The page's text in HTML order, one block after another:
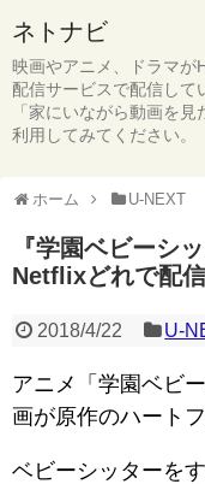
ネトナビ
映画やアニメ、ドラマが
配信サービスで配信して
「家にいながら動画を
利用してみてください。
ホーム U-NEXT
『学園ベビーシ
Netflixどれで配
2018/4/22 U-
アニメ「学園ベビ
画が原作のハート
ベビーシッターを